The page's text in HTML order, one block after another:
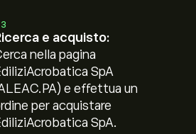
e acquisto:
nella pagina
SpA
e effettua un
per acquistare
SpA.